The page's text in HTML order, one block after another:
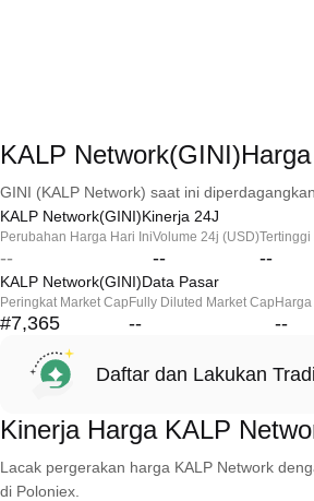
KALP
GINI (KALP Network) saat ini
KALP Network(GINI)Kinerja 24J
Perubahan Harga Hari Ini
--
Volume 24j (USD)
-- --
KALP Network(GINI)Data Pasar
Peringkat Market Cap
#7,365
Fully Diluted Market Cap
-- --
Daftar dan Lakukan
Kinerja Harga KALP
Lacak pergerakan harga KALP Network
di Poloniex.